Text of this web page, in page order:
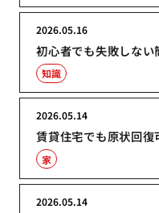
初心者でも失敗しな
2026.05.16
知識
賃貸住宅でも原状回
2026.05.14
家
2026.05.14